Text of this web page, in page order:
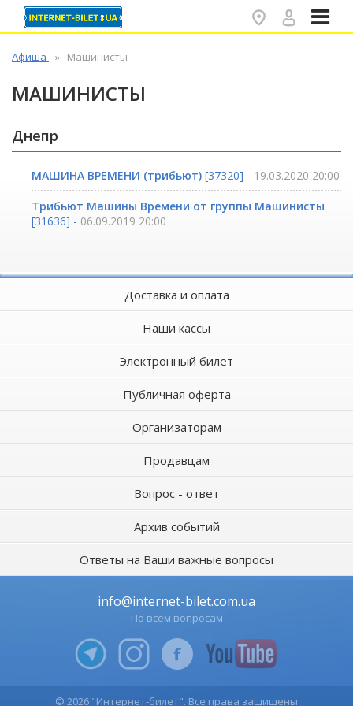
Афиша Машинисты
МАШИНИСТЫ
Днепр
МАШИНА ВРЕМЕНИ (трибьют) [37320] - 19.03.2020 20:00
Трибьют Машины Времени от группы Машинисты
[31636] - 06.09.2019 20:00
Доставка и оплата
Наши кассы
Электронный билет
Публичная оферта
Организаторам
Продавцам
Вопрос - ответ
Архив событий
Ответы на Ваши важные вопросы
info@internet-bilet.com.ua
По всем вопросам
© 2026 "Интернет-билет". Все права защищены